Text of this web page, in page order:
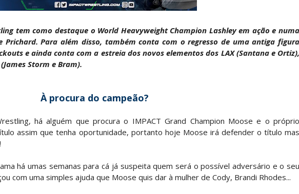
CIDADE DO MÉXICO: Jericho, Místico e Darby Allin superam The
DO TÍTULO: Kyle Fletcher supera Speedball Mike Bailey em
E DESAFIO LANÇADO PARA O ALL IN: Willow Nightingale e
GAUNTLET: Andrade El Idolo vence combate de tripla
The Death Riders vencem confronto caótico após
tem como destaque o World Heavyweight Champion Lashley em ação e numa
Prichard. Para além disso, também conta com o regresso de uma antiga figura
e ainda conta com a estreia dos novos elementos dos LAX (Santana e Ortiz),
Storm e Bram).
À procura do campeão?
há alguém que procura o IMPACT Grand Champion Moose e o próprio
assim que tenha oportunidade, portanto hoje Moose irá defender o título mas
há umas semanas para cá já suspeita quem será o possível adversário e o seu
com uma simples ajuda que Moose quis dar à mulher de Cody, Brandi Rhodes...